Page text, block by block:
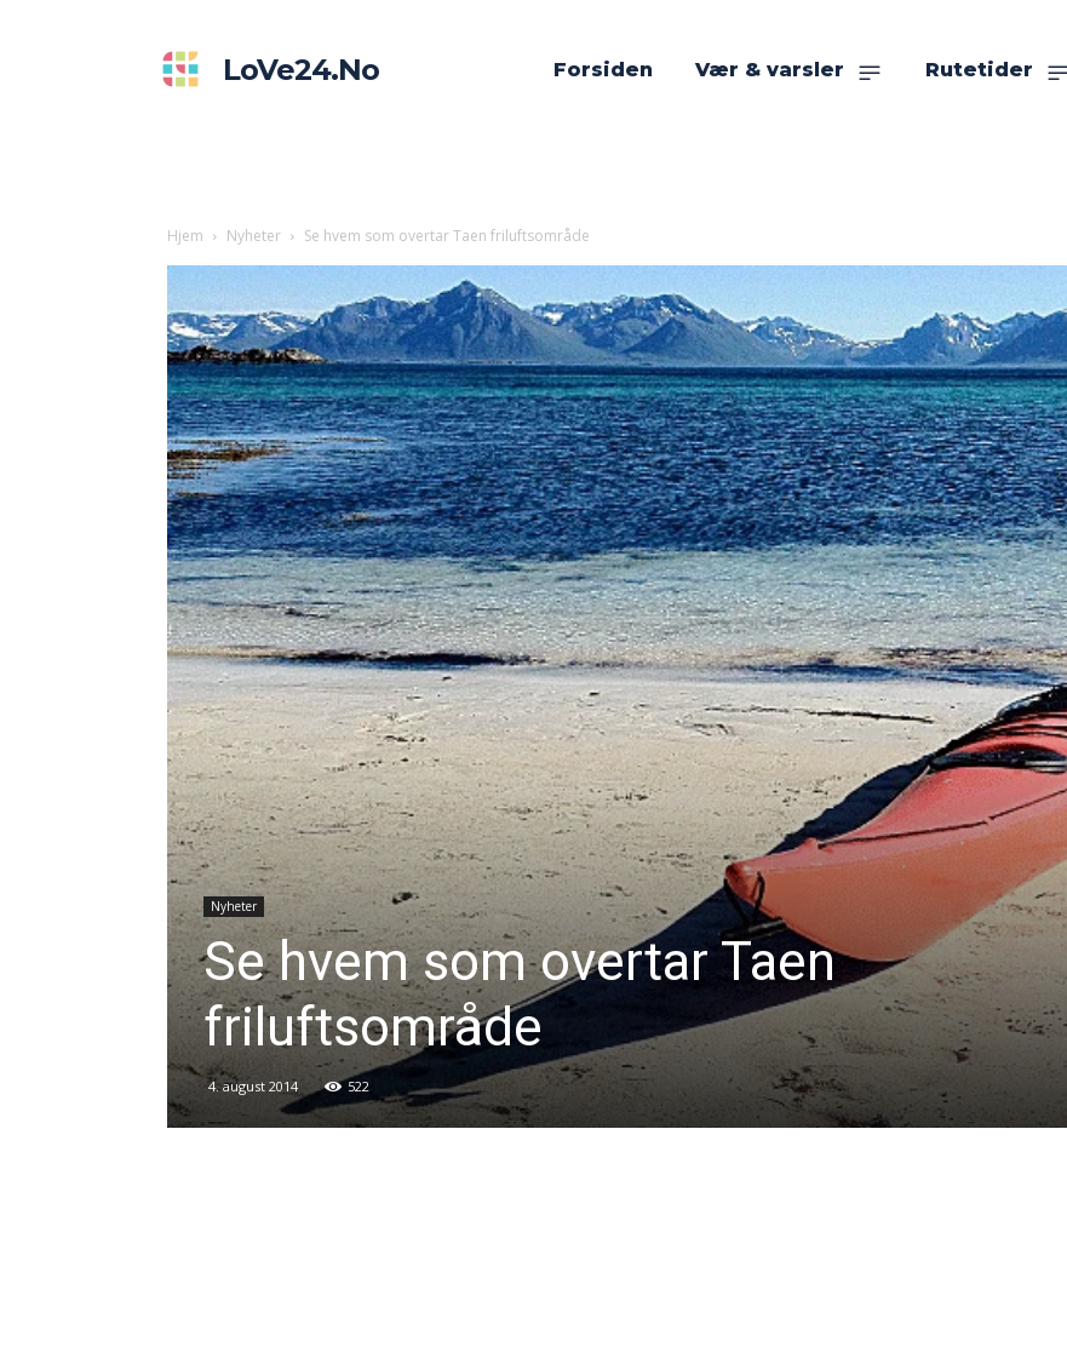
LoVe24.no Forsiden Vær & varsler Rutetider
Hjem Nyheter Se hvem som overtar Taen friluftsområde
Nyheter
Se hvem som overtar Taen
friluftsområde
4. august 2014 522